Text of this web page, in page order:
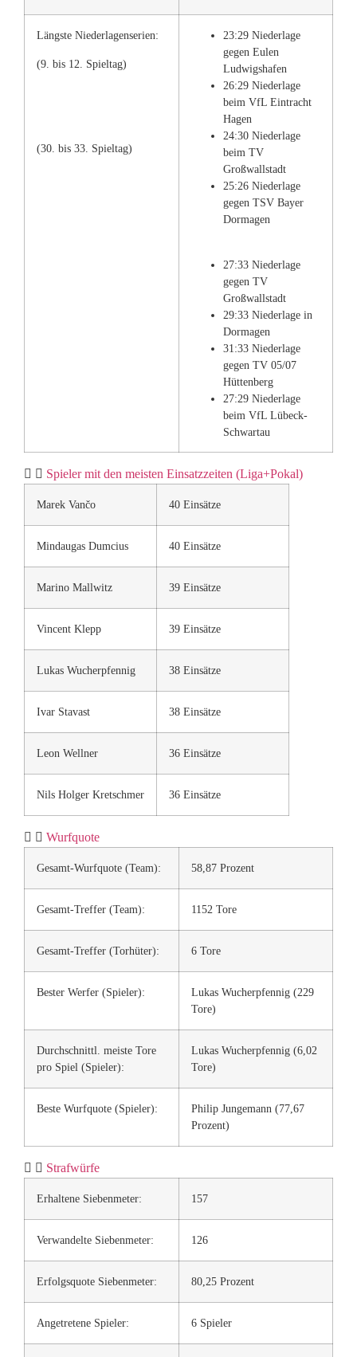
Längste Niederlagenserien:
(9. bis 12. Spieltag)
(30. bis 33. Spieltag)
23:29 Niederlage
gegen Eulen
Ludwigshafen
26:29 Niederlage
beim VfL Eintracht
Hagen
24:30 Niederlage
beim TV
Großwallstadt
25:26 Niederlage
gegen TSV Bayer
Dormagen
27:33 Niederlage
gegen TV
Großwallstadt
29:33 Niederlage in
Dormagen
31:33 Niederlage
gegen TV 05/07
Hüttenberg
27:29 Niederlage
beim VfL Lübeck-
Schwartau
Spieler mit den meisten Einsatzzeiten (Liga+Pokal)
Marek Vančo 40 Einsätze
Mindaugas Dumcius 40 Einsätze
Marino Mallwitz 39 Einsätze
Vincent Klepp 39 Einsätze
Lukas Wucherpfennig 38 Einsätze
Ivar Stavast 38 Einsätze
Leon Wellner 36 Einsätze
Nils Holger Kretschmer 36 Einsätze
Wurfquote
Gesamt-Wurfquote (Team): 58,87 Prozent
Gesamt-Treffer (Team): 1152 Tore
Gesamt-Treffer (Torhüter): 6 Tore
Bester Werfer (Spieler):
Lukas Wucherpfennig (229
Tore)
Durchschnittl. meiste Tore
pro Spiel (Spieler):
Lukas Wucherpfennig (6,02
Tore)
Beste Wurfquote (Spieler):
Philip Jungemann (77,67
Prozent)
Strafwürfe
Erhaltene Siebenmeter: 157
Verwandelte Siebenmeter: 126
Erfolgsquote Siebenmeter: 80,25 Prozent
Angetretene Spieler: 6 Spieler